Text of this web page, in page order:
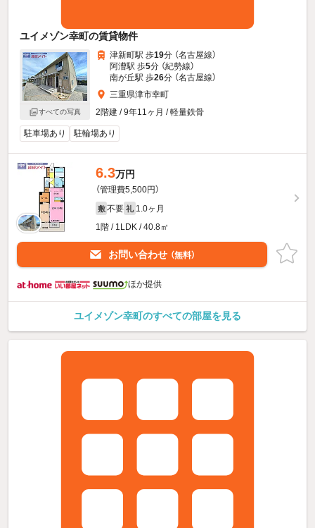
ユイメゾン幸町の賃貸物件
すべての写真
津新町駅 歩19分 （名古屋線）
阿漕駅 歩5分 （紀勢線）
南が丘駅 歩26分 （名古屋線）
三重県津市幸町
2階建 / 9年11ヶ月 / 軽量鉄骨
駐車場あり 駐輪場あり
6.3万円
（管理費5,500円）
敷 不要 礼 1.0ヶ月
1階 / 1LDK / 40.8㎡
お問い合わせ （無料）
ほか提供
ユイメゾン幸町のすべての部屋を見る